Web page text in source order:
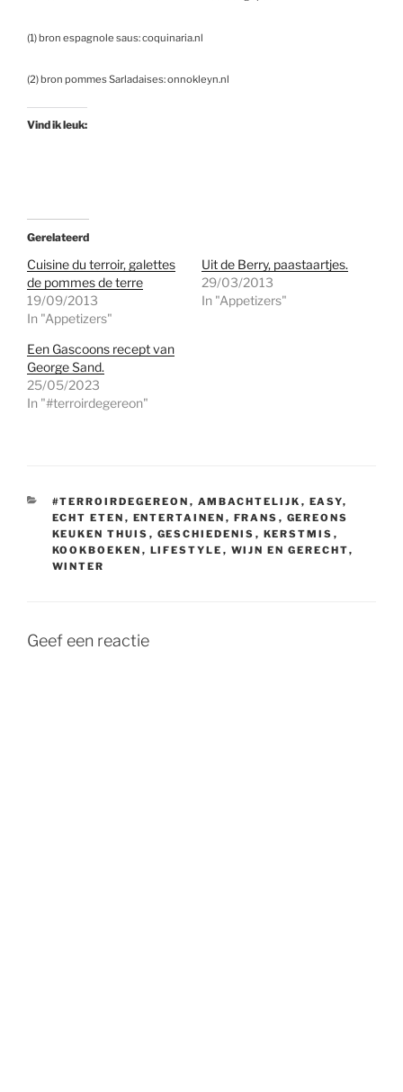
(1) bron espagnole saus: coquinaria.nl
(2) bron pommes Sarladaises: onnokleyn.nl
Vind ik leuk:
Gerelateerd
Cuisine du terroir, galettes
de pommes de terre
19/09/2013
In "Appetizers"
Uit de Berry, paastaartjes.
29/03/2013
In "Appetizers"
Een Gascoons recept van
George Sand.
25/05/2023
In "#terroirdegereon"
CATEGORIEËN
#TERROIRDEGEREON , AMBACHTELIJK , EASY,
ECHT ETEN , ENTERTAINEN , FRANS , GEREONS
KEUKEN THUIS , GESCHIEDENIS , KERSTMIS ,
KOOKBOEKEN , LIFESTYLE , WIJN EN GERECHT,
WINTER
Geef een reactie